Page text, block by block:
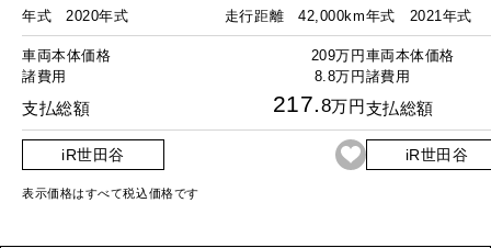
年式 2020年式 走行距離 42,000km
車両本体価格
209万円
諸費用
8.8万円
支払総額 217.8万円
iR世田谷
年式 2021年式
車両本体価格
諸費用
支払総額
iR世田谷
表示価格はすべて税込価格です